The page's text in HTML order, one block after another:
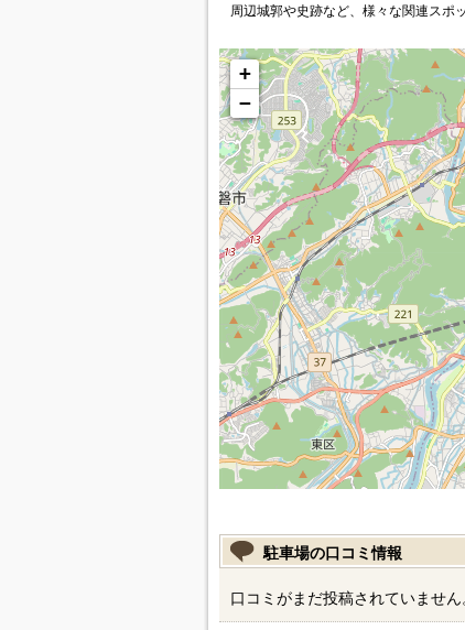
周辺城郭や史跡など、様々な関連スポ
+
−
駐車場の口コミ情報
口コミがまだ投稿されていません